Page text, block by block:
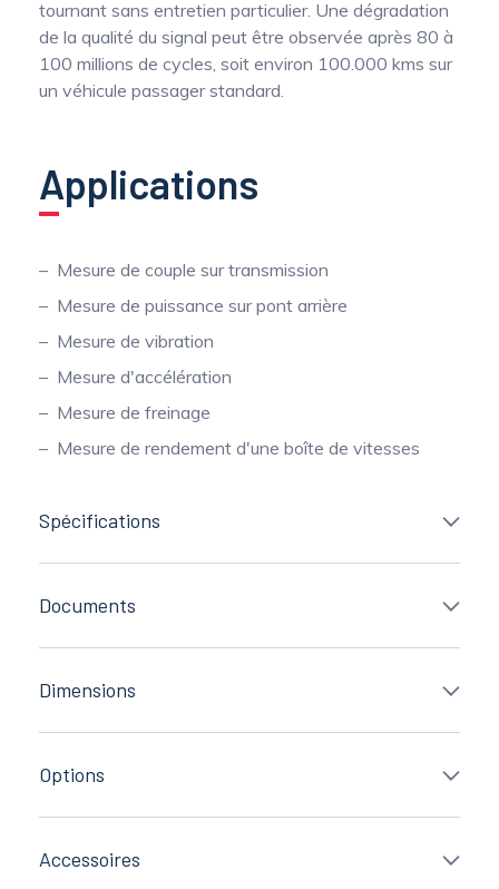
tournant sans entretien particulier. Une dégradation
de la qualité du signal peut être observée après 80 à
100 millions de cycles, soit environ 100.000 kms sur
un véhicule passager standard.
Applications
Mesure de couple sur transmission
Mesure de puissance sur pont arrière
Mesure de vibration
Mesure d'accélération
Mesure de freinage
Mesure de rendement d'une boîte de vitesses
Spécifications
Documents
Dimensions
Options
Accessoires